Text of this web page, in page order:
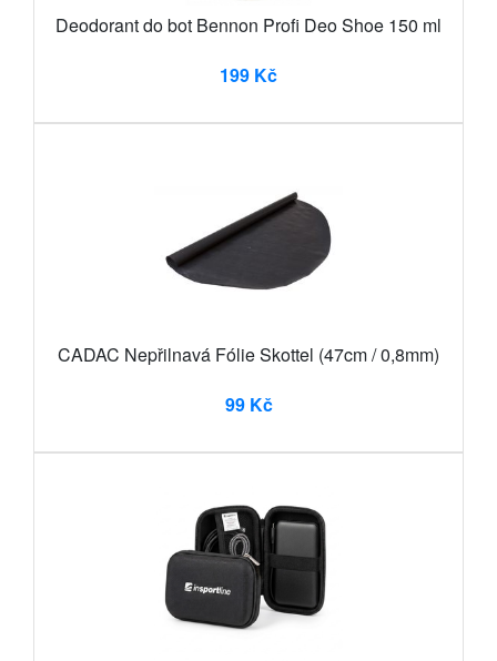
Deodorant do bot Bennon Profi Deo Shoe 150 ml
199 Kč
CADAC Nepřilnavá Fólie Skottel (47cm / 0,8mm)
99 Kč